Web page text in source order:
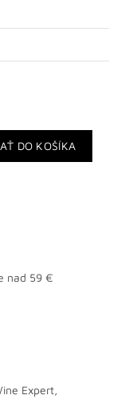
DO KOŠÍKA
nad 59 €
Expert,